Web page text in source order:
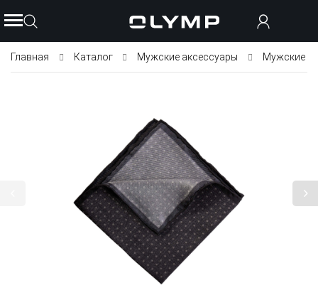
Главная Каталог Мужские аксессуары Мужские